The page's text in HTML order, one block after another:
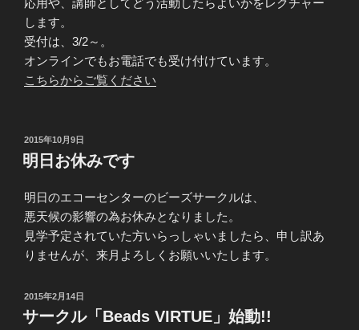
応用や、講師としてどう活動したらよいかをレクチャー
します。
受付は、3/2～。
オンラインでもお電話でも受け付けています。
こちらからご覧ください
投
稿
日:
2015年10月9日
明日お休みです
明日のエコーセンターのビーズサークルは、
悪天候の影響の為お休みとなりました。
見学予定されていた方いらっしゃいましたら、申し訳あ
りませんが、来月よろしくお願いいたします。
投
稿
日:
2015年2月14日
サークル「Beads VIRTUE」始動!!